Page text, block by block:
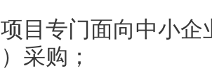
目专门面向中小
采购；